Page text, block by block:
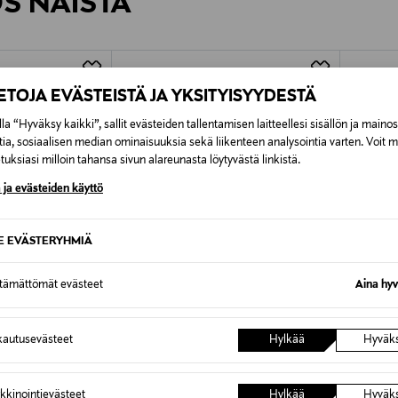
EVÄSTEISTÄ JA YKSITYISYYDESTÄ
“Hyväksy kaikki”, sallit evästeiden tallentamisen laitteellesi sisällön ja
sosiaalisen median ominaisuuksia sekä liikenteen analysointia varten. Voit
milloin tahansa sivun alareunasta löytyvästä linkistä.
ja evästeiden käyttö
EVÄSTERYHMIÄ
evästeet Aina
Hylkää
Hylkää
Alk. 6,90 €, kun toimitus on
ETUKUPONKITUOTE